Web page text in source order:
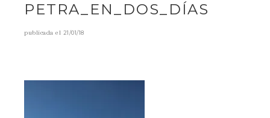
PETRA_EN_DOS_DÍAS
publicada el 21/01/18